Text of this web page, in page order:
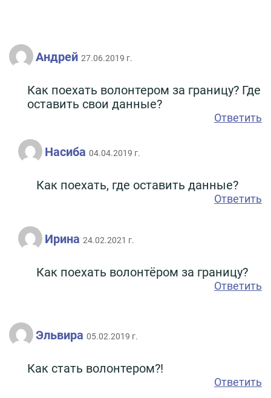
Андрей 27.06.2019 г.
Как поехать волонтером за границу? Где
оставить свои данные?
Ответить
Насиба 04.04.2019 г.
Как поехать, где оставить данные?
Ответить
Ирина 24.02.2021 г.
Как поехать волонтёром за границу?
Ответить
Эльвира 05.02.2019 г.
Как стать волонтером?!
Ответить